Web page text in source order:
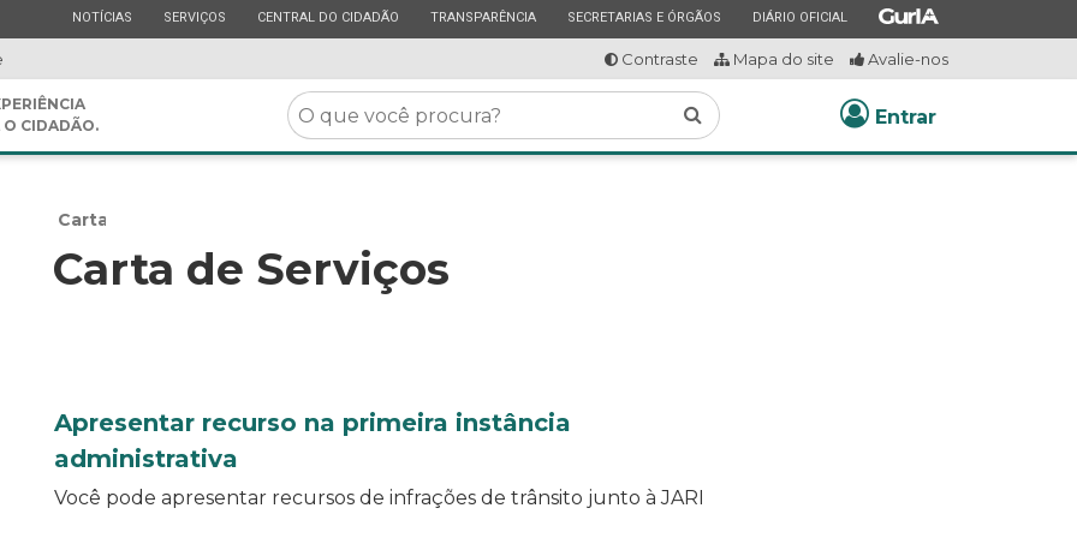
ESTADO
NOTÍCIAS ESTADO
SERVIÇOS ESTADO
CENTRAL DO CIDADÃO ESTADO
TRANSPARÊNCIA ESTADO
SECRETARIAS E ÓRGÃOS ESTADO
DIÁRIO OFICIAL ESTADO
Contraste Mapa do site Avalie-nos
O CIDADÃO.
O
que
você
Buscar Entrar
Carta de Serviços
Carta de Serviços
Apresentar recurso na primeira instância
administrativa
Você pode apresentar recursos de infrações de trânsito junto à JARI